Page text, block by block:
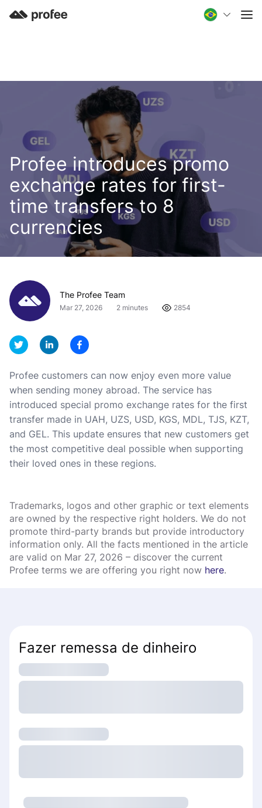
Profee introduces promo
exchange rates for first-
time transfers to 8
currencies
The Profee Team
Mar 27, 2026 2 minutes 2854
Profee customers can now enjoy even more value
when sending money abroad. The service has
introduced special promo exchange rates for the first
transfer made in UAH, UZS, USD, KGS, MDL, TJS, KZT,
and GEL. This update ensures that new customers get
the most competitive deal possible when supporting
their loved ones in these regions.
Trademarks, logos and other graphic or text elements
are owned by the respective right holders. We do not
promote third-party brands but provide introductory
information only. All the facts mentioned in the article
are valid on Mar 27, 2026 – discover the current
Profee terms we are offering you right now here.
Fazer remessa de dinheiro